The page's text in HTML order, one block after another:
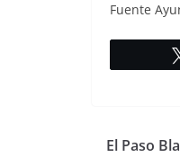
Fuente
El Paso